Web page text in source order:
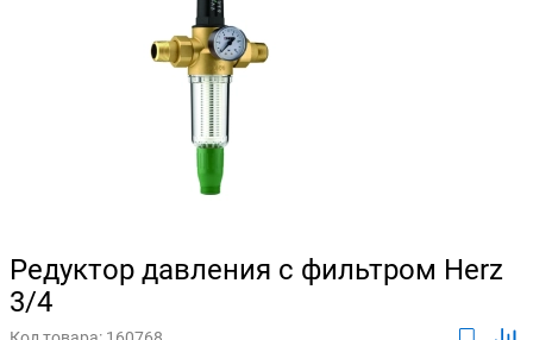
Редуктор давления с фильтром Herz
3/4